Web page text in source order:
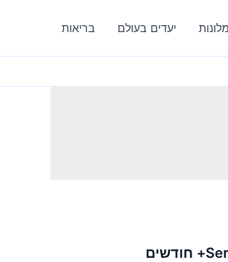
מלונות יעדים בעולם בריאות